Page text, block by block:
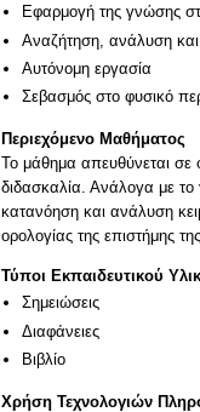
Εφαρμογή της γνώσης
Αναζήτηση, ανάλυση
Αυτόνομη εργασία
Σεβασμός στο φυσικό
Περιεχόμενο Μαθήματος
Το μάθημα απευθύνεται
διδασκαλία. Ανάλογα με το
κατανόηση και ανάλυση
ορολογίας της επιστήμης
Τύποι Εκπαιδευτικού
Σημειώσεις
Διαφάνειες
Βιβλίο
Χρήση Τεχνολογιών